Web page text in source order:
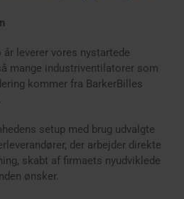
år leverer vores nystartede
mange industriventilatorer som
kommer fra BarkerBilles
setup med brug udvalgte
der arbejder direkte
skabt af firmaets nyudviklede
ønsker.